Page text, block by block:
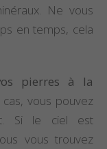
Ne vous
en temps, cela
pierres à la
vous pouvez
Si le ciel est
vous trouvez